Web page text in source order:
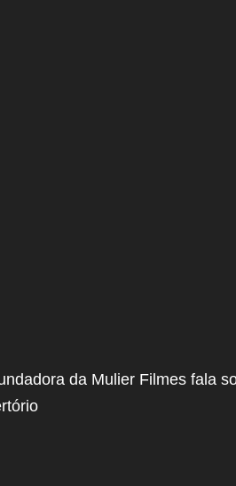
da Mulier Filmes fala